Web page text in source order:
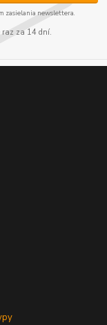
zasielania newslettera.
raz za 14 dní.